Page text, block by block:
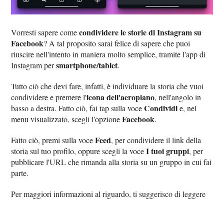
Vorresti sapere comecondividere le storie di Instagram su
Facebook? A tal proposito sarai felice di sapere che puoi
riuscire nell'intento in maniera molto semplice, tramite l'app di
Instagram persmartphone/tablet.
Tutto ciò che devi fare, infatti, è individuare la storia che vuoi
condividere e premere l'icona dell'aeroplano, nell'angolo in
basso a destra. Fatto ciò, fai tap sulla voceCondividie, nel
menu visualizzato, scegli l'opzioneFacebook.
Fatto ciò, premi sulla voceFeed, per condividere il link della
storia sul tuo profilo, oppure scegli la voceI tuoi gruppi, per
pubblicare l'URL che rimanda alla storia su un gruppo in cui fai
parte.
Per maggiori informazioni al riguardo, ti suggerisco di leggere